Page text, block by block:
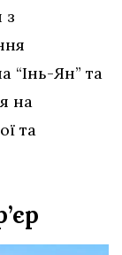
з
“Інь-Ян” та
на
та